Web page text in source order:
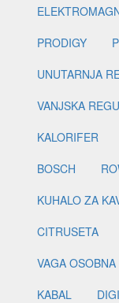
PRODIGY
UNUTARNJA
VANJSKA
KALORIFER
BOSCH
KUHALO ZA
CITRUSETA
VAGA OSOBNA
KABAL